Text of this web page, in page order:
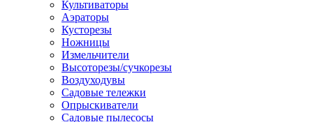
Культиваторы
Аэраторы
Кусторезы
Ножницы
Измельчители
Высоторезы/сучкорезы
Воздуходувы
Садовые тележки
Опрыскиватели
Садовые пылесосы